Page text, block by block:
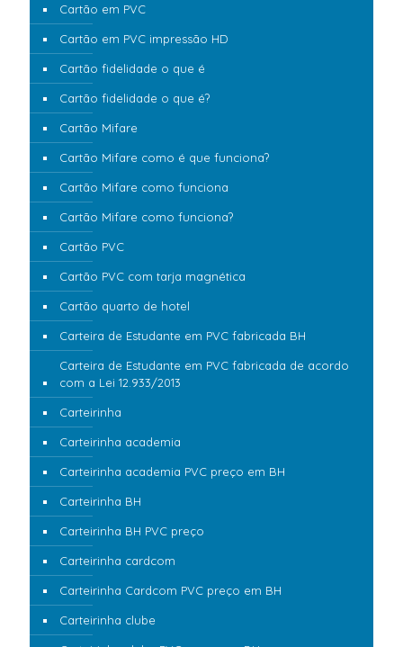
Cartão em PVC
Cartão em PVC impressão HD
Cartão fidelidade o que é
Cartão fidelidade o que é?
Cartão Mifare
Cartão Mifare como é que funciona?
Cartão Mifare como funciona
Cartão Mifare como funciona?
Cartão PVC
Cartão PVC com tarja magnética
Cartão quarto de hotel
Carteira de Estudante em PVC fabricada BH
Carteira de Estudante em PVC fabricada de acordo
com a Lei 12.933/2013
Carteirinha
Carteirinha academia
Carteirinha academia PVC preço em BH
Carteirinha BH
Carteirinha BH PVC preço
Carteirinha cardcom
Carteirinha Cardcom PVC preço em BH
Carteirinha clube